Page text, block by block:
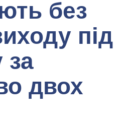
без
під
за
двох